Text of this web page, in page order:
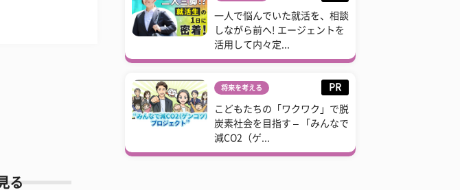
る
一人で悩んでいた就活を、相談
しながら前へ! エージェントを
活用して内々定...
将来を考える PR
こどもたちの「ワクワク」で脱
炭素社会を目指す – 「みんなで
減CO2（ゲ...